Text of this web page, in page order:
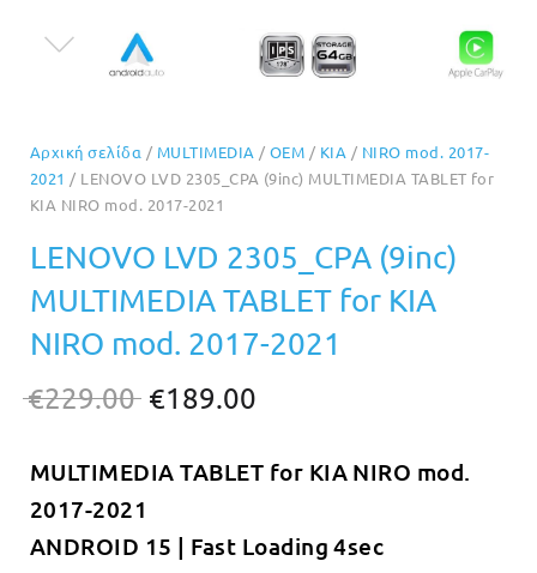
Αρχική σελίδα / MULTIMEDIA / OEM / KIA / NIRO mod. 2017-
2021 / LENOVO LVD 2305_CPA (9inc) MULTIMEDIA TABLET for
KIA NIRO mod. 2017-2021
LENOVO LVD 2305_CPA (9inc)
MULTIMEDIA TABLET for KIA
NIRO mod. 2017-2021
€229.00 Original
was:
€189.00
τιμή
€189.00.
MULTIMEDIA TABLET for KIA NIRO mod.
2017-2021
ANDROID 15 | Fast Loading 4sec